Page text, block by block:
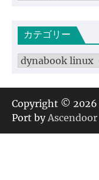
イカテゴリー
カ
ゴ
リ
ー
Copyright © 2026
Port byAscendoor